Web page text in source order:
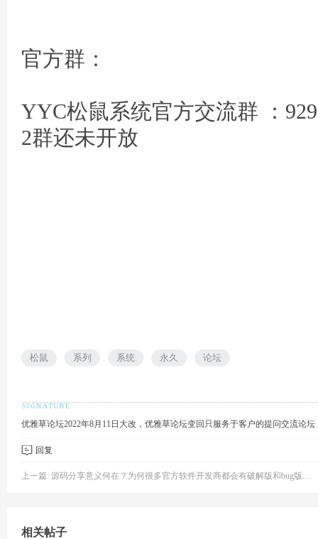
官方群：
YYC松鼠系统官方交流群 ：
2群还未开放
松鼠 系列 系统 永久 论坛
优雅草论坛2022年8月11日大改，优雅草论坛变回只服务于客户的提问交流论坛
回复
上一篇: 源码分享意义何在？为何很多官方软件开发商都会有破解版和bug版本的系统盛行？
相关帖子